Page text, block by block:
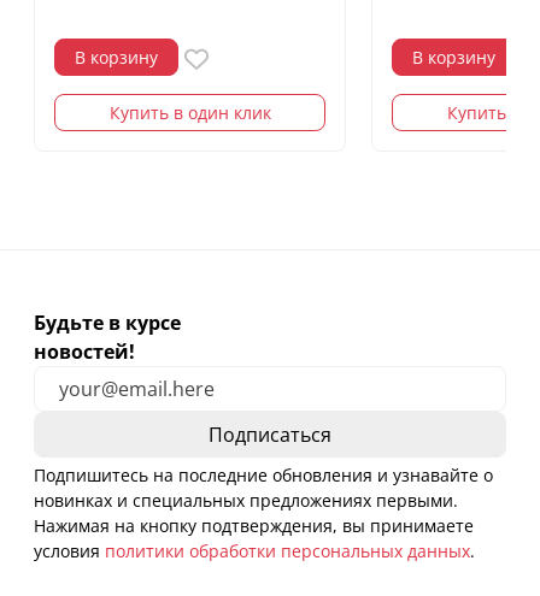
В корзину
Купить в один клик
В корзину
Купить в
Будьте в курсе
новостей!
Подпишитесь на последние обновления и узнавайте о
новинках и специальных предложениях первыми.
Нажимая на кнопку подтверждения, вы принимаете
условия политики обработки персональных данных.